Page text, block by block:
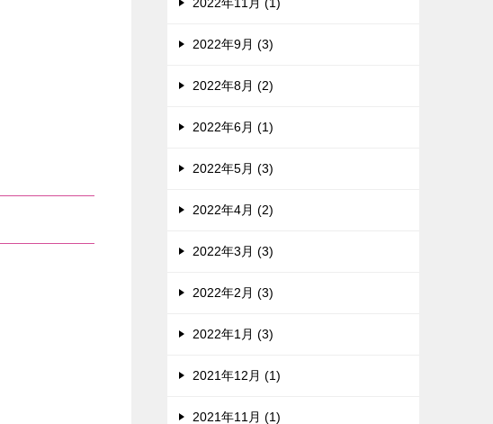
2022年11月 (1)
2022年9月 (3)
2022年8月 (2)
2022年6月 (1)
2022年5月 (3)
2022年4月 (2)
2022年3月 (3)
2022年2月 (3)
2022年1月 (3)
2021年12月 (1)
2021年11月 (1)